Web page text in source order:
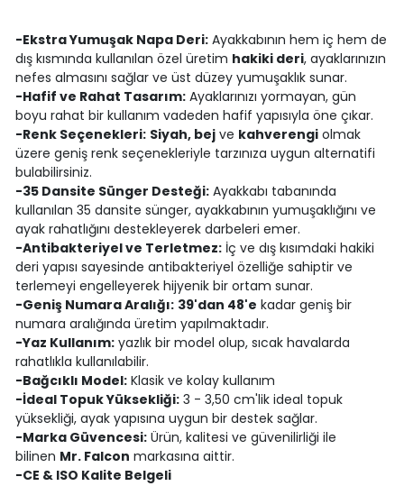
-Ekstra Yumuşak Napa Deri:Ayakkabının hem iç hem de
dış kısmında kullanılan özel üretim hakiki deri, ayaklarınızın
nefes almasını sağlar ve üst düzey yumuşaklık sunar.
-Hafif ve Rahat Tasarım:Ayaklarınızı yormayan, gün
boyu rahat bir kullanım vadeden hafif yapısıyla öne çıkar.
-Renk Seçenekleri: Siyah, bejve kahverengiolmak
üzere geniş renk seçenekleriyle tarzınıza uygun alternatifi
bulabilirsiniz.
-35 Dansite Sünger Desteği:Ayakkabı tabanında
kullanılan 35 dansite sünger, ayakkabının yumuşaklığını ve
ayak rahatlığını destekleyerek darbeleri emer.
-Antibakteriyel ve Terletmez:İç ve dış kısımdaki hakiki
deri yapısı sayesinde antibakteriyel özelliğe sahiptir ve
terlemeyi engelleyerek hijyenik bir ortam sunar.
-Geniş Numara Aralığı: 39'dan 48'e kadar geniş bir
numara aralığında üretim yapılmaktadır.
-Yaz Kullanım:yazlık bir model olup, sıcak havalarda
rahatlıkla kullanılabilir.
-Bağcıklı Model:Klasik ve kolay kullanım
-İdeal Topuk Yüksekliği:3 - 3,50 cm'lik ideal topuk
yüksekliği, ayak yapısına uygun bir destek sağlar.
-Marka Güvencesi:Ürün, kalitesi ve güvenilirliği ile
bilinen Mr. Falcon markasına aittir.
-CE & ISO Kalite Belgeli